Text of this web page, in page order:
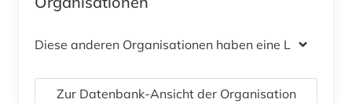
Diese anderen Organisationen haben eine Lizenz
Zur Datenbank-Ansicht der Organisation